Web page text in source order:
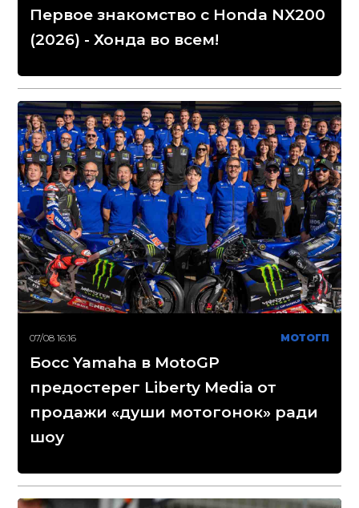
Первое знакомство с Honda NX200
(2026) - Хонда во всем!
07/08 16:16 МОТОГП
Босс Yamaha в MotoGP
предостерег Liberty Media от
продажи «души мотогонок» ради
шоу